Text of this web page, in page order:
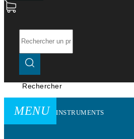
Rechercher
MENU INSTRUMENTS